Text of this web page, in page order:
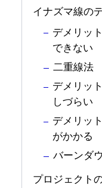
イナズマ線の
デメリッ
できない
二重線法
デメリッ
しづらい
デメリッ
がかかる
バーンダ
プロジェクト